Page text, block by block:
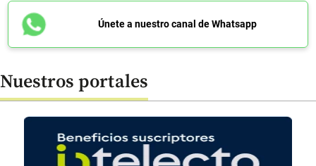
Únete a nuestro canal de Whatsapp
Nuestros portales